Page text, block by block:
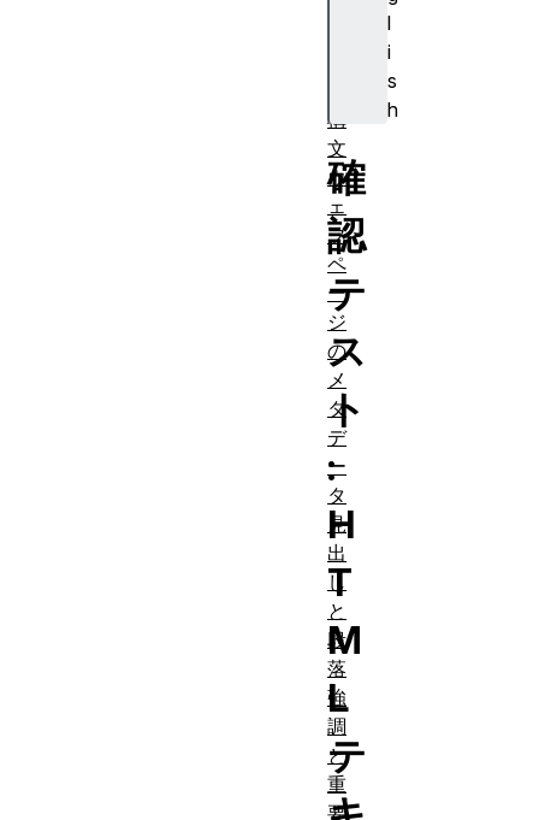
l
i
s
h
確
認
テ
ス
ト
:
H
T
M
L
テ
構
文
ウ
ェ
ブ
ペ
ー
ジ
の
メ
タ
デ
ー
タ
見
出
し
と
段
落
強
調
と
重
要